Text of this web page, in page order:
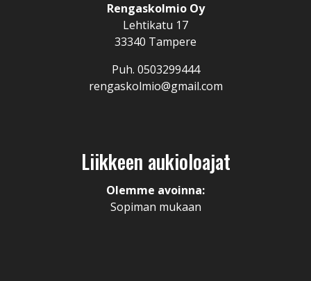
Rengaskolmio Oy
Lehtikatu 17
33340 Tampere
Puh. 0503299444
rengaskolmio@gmail.com
Liikkeen aukioloajat
Olemme avoinna:
Sopiman mukaan